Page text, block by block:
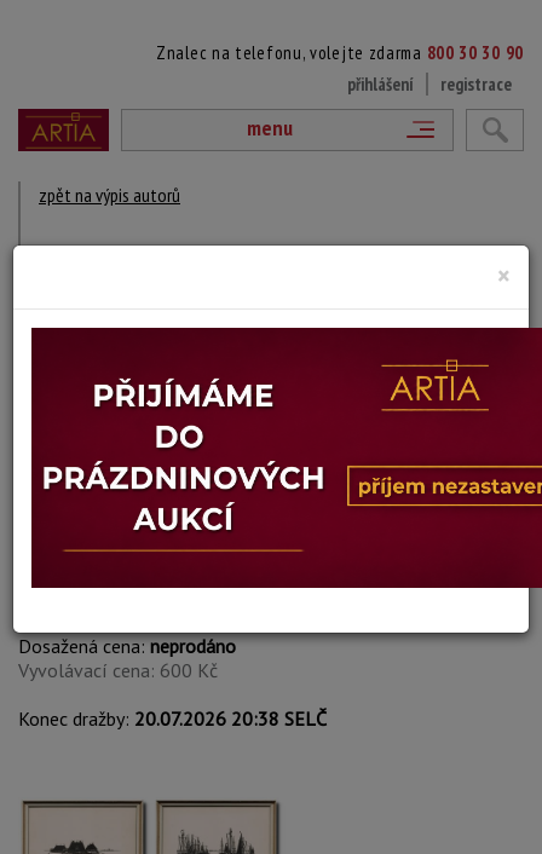
Znalec na telefonu, volejte zdarma 800 30 30 90
přihlášení
registrace
menu
zpět na výpis autorů
? - ?
DÍLA V AUKCÍCH
Peter Lübbers
460. KONVOLUT 2KS
Dosažená cena:neprodáno
Vyvolávací cena: 600 Kč
Konec dražby: 20.07.2026 20:38 SELČ
×